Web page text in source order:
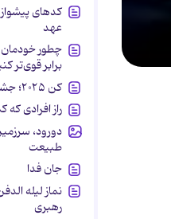
کدهای
عهد
برابر قوی‌تر
کن ۲۰۲۵؛ جشنواره‌ای علیه خانواده
راز افرادی
دورود،
طبیعت
جان فدا
نماز لیله
رهبری